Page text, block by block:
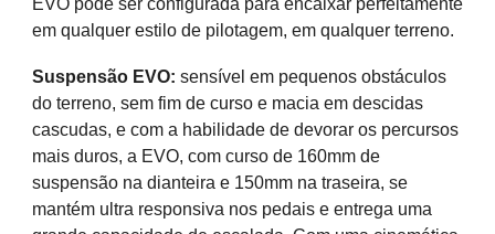
EVO pode ser configurada para encaixar perfeitamente
em qualquer estilo de pilotagem, em qualquer terreno.
Suspensão EVO: sensível em pequenos obstáculos
do terreno, sem fim de curso e macia em descidas
cascudas, e com a habilidade de devorar os percursos
mais duros, a EVO, com curso de 160mm de
suspensão na dianteira e 150mm na traseira, se
mantém ultra responsiva nos pedais e entrega uma